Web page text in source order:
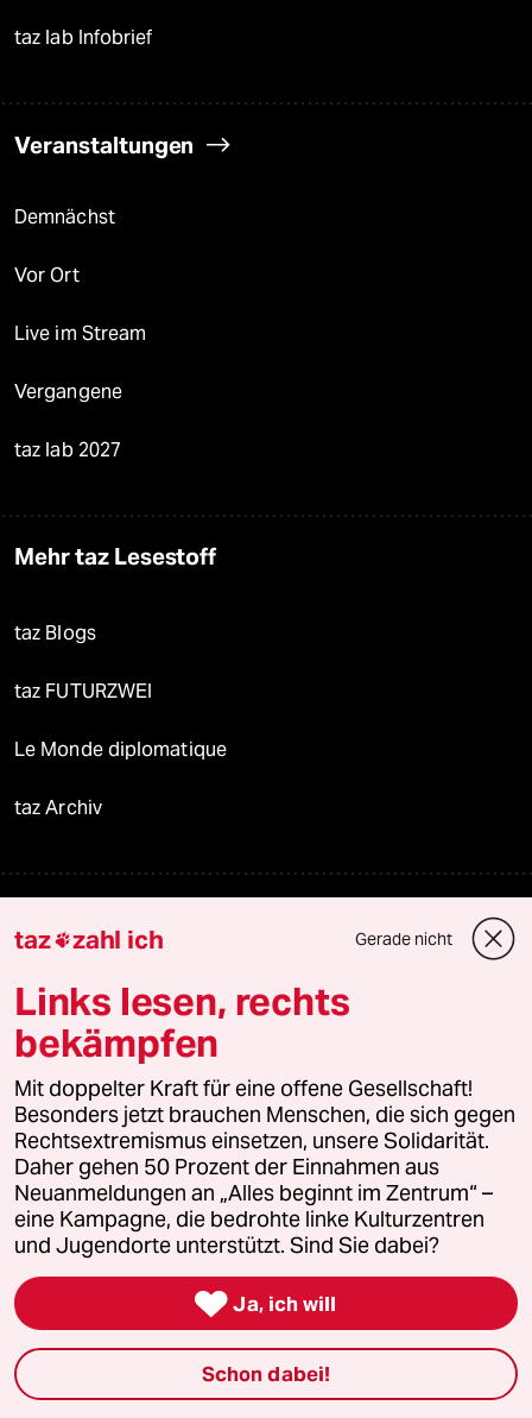
taz lab Infobrief
Veranstaltungen
Demnächst
Vor Ort
Live im Stream
Vergangene
taz lab 2027
Mehr taz Lesestoff
taz Blogs
taz FUTURZWEI
Le Monde diplomatique
taz Archiv
Reisen
Kantine
Shop
Anzeigen
Fragen & Hilfe
Feedback
Aboservice
taz zahl ich Gerade nicht
Links lesen, rechts
bekämpfen
Mit doppelter Kraft für eine offene Gesellschaft!
Besonders jetzt brauchen Menschen, die sich gegen
Rechtsextremismus einsetzen, unsere Solidarität.
Daher gehen 50 Prozent der Einnahmen aus
Neuanmeldungen an „Alles beginnt im Zentrum“ –
eine Kampagne, die bedrohte linke Kulturzentren
und Jugendorte unterstützt. Sind Sie dabei?
 Ja, ich will
Schon dabei!